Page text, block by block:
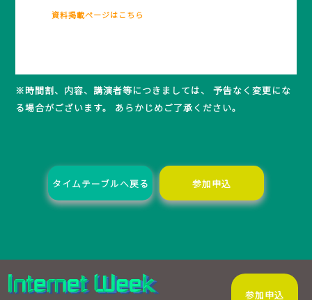
資料掲載ページはこちら
※時間割、内容、講演者等につきましては、 予告なく変更にな
る場合がございます。 あらかじめご了承ください。
タイムテーブルへ戻る 参加申込
参加申込